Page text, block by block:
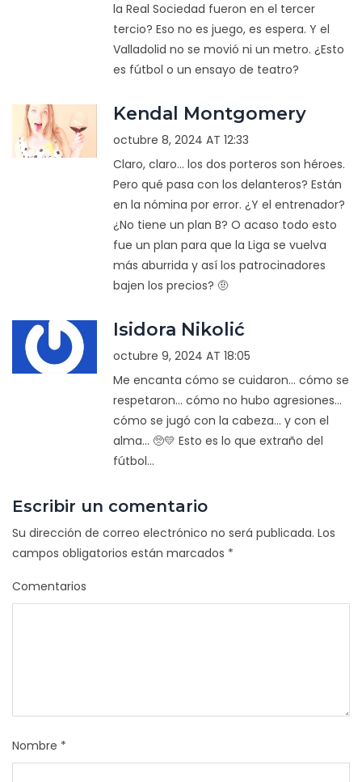
la Real Sociedad fueron en el tercer
tercio? Eso no es juego, es espera. Y el
Valladolid no se movió ni un metro. ¿Esto
es fútbol o un ensayo de teatro?
Kendal Montgomery
octubre 8, 2024 AT 12:33
Claro, claro... los dos porteros son héroes.
Pero qué pasa con los delanteros? Están
en la nómina por error. ¿Y el entrenador?
¿No tiene un plan B? O acaso todo esto
fue un plan para que la Liga se vuelva
más aburrida y así los patrocinadores
bajen los precios? 🤨
Isidora Nikolić
octubre 9, 2024 AT 18:05
Me encanta cómo se cuidaron... cómo se
respetaron... cómo no hubo agresiones...
cómo se jugó con la cabeza... y con el
alma... 🥺💛 Esto es lo que extraño del
fútbol...
Escribir un comentario
Su dirección de correo electrónico no será publicada. Los
campos obligatorios están marcados *
Comentarios
Nombre *